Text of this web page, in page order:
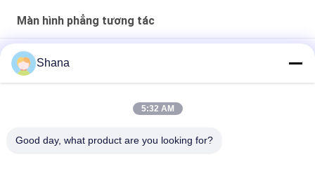
Màn hình phẳng tương tác
Tivi thông minh 43 inch, TV 4k 32 40 43 50 65 inch LED TV có
Android WiFi 45 inch Google Smart Televisions
Màn hình tương tác phẳng JCvision Touch Interactive 55"
Hệ thống Smart screen va-li
Shana
5:32 AM
Good day, what product are you looking for?